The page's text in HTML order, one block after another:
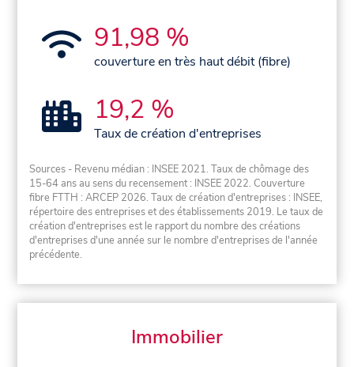
91,98 %
couverture en très haut débit (fibre)
19,2 %
Taux de création d'entreprises
Sources - Revenu médian : INSEE 2021. Taux de chômage des
15-64 ans au sens du recensement : INSEE 2022. Couverture
fibre FTTH : ARCEP 2026. Taux de création d'entreprises : INSEE,
répertoire des entreprises et des établissements 2019. Le taux de
création d'entreprises est le rapport du nombre des créations
d'entreprises d'une année sur le nombre d'entreprises de l'année
précédente.
Immobilier